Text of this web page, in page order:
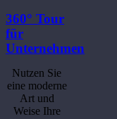
360° Tour
für
Unternehmen
Nutzen Sie
eine moderne
Art und
Weise Ihre